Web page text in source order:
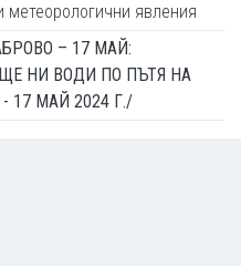
метеорологични явления
– 17 МАЙ:
НИ ВОДИ ПО ПЪТЯ НА
17 МАЙ 2024 Г./